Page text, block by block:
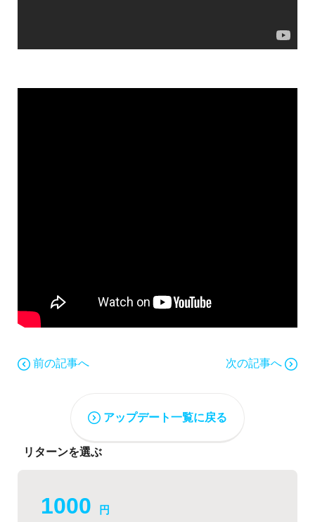
前の記事へ 次の記事へ
アップデート一覧に戻る
リターンを選ぶ
1000 円